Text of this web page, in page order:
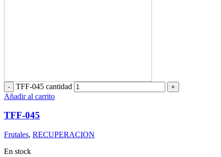
TFF-045 cantidad
Añadir al carrito
TFF-045
Frutales, RECUPERACION
En stock